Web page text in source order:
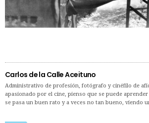
Carlos de la Calle Aceituno
Administrativo de profesión, fotógrafo y cinéfilo de
apasionado por el cine, pienso que se puede
se pasa un buen rato y a veces no tan bueno, viendo